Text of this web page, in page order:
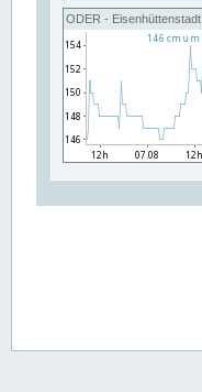
ODER - Eisenhüttenstadt